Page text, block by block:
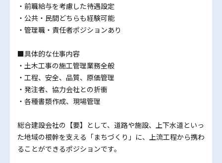
・前職給与を考慮した待遇設定
・公共・民間どちらも経験可能
・管理職・責任者ポジションあり
■具体的な仕事内容
・土木工事の施工管理業務全般
・工程、安全、品質、原価管理
・発注者、協力会社との折衝
・各種書類作成、現場管理
総合建設会社の【要】として、道路や施設、上下水道といっ
た地域の根幹を支える「まちづくり」に、上流工程から携わ
ることができるポジションです。